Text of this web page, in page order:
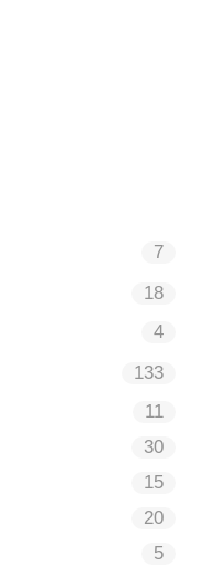
7
18
4
133
11
30
15
20
5